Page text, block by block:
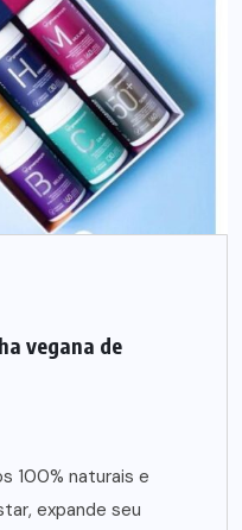
vegana de
100% naturais e
expande seu